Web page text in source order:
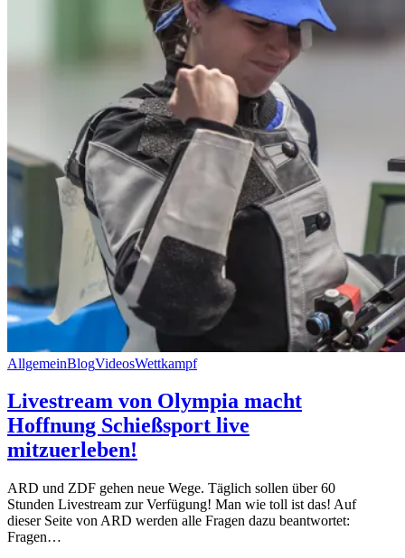
AllgemeinBlogVideosWettkampf
Livestream von Olympia macht
Hoffnung Schießsport live
mitzuerleben!
ARD und ZDF gehen neue Wege. Täglich sollen über 60
Stunden Livestream zur Verfügung! Man wie toll ist das! Auf
dieser Seite von ARD werden alle Fragen dazu beantwortet:
Fragen…